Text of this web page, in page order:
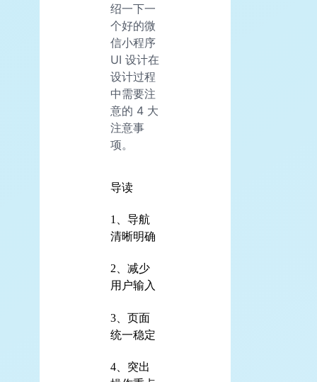
绍一下一
个好的微
信小程序
UI 设计在
设计过程
中需要注
意的 4 大
注意事
项。
导读
1、导航
清晰明确
2、减少
用户输入
3、页面
统一稳定
4、突出